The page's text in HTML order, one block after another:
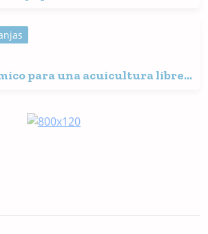
para una acuicultura libre